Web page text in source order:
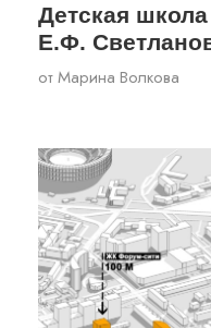
Детская
Е.Ф.
отМарина Волкова